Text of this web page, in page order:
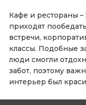
Кафе и рестораны –
приходят
встречи,
классы. Подобные
люди смогли
забот, поэтому
интерьер был